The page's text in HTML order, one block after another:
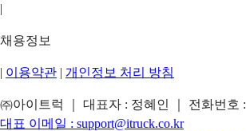
|
채용정보
| 이용약관 | 개인정보 처리 방침
㈜아이트럭 ｜ 대표자 : 정혜인 ｜ 전화번호 :
대표 이메일 : support@itruck.co.kr